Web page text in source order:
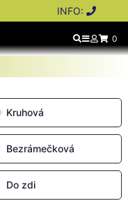
INFO:
0
Kruhová
Bezrámečková
Do zdi